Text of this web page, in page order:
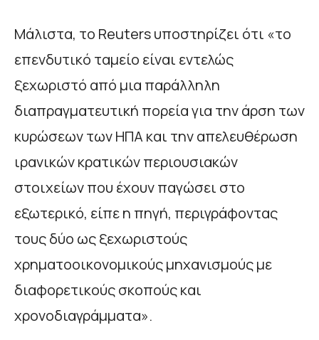
Μάλιστα, το Reuters υποστηρίζει ότι «το
επενδυτικό ταμείο είναι εντελώς
ξεχωριστό από μια παράλληλη
διαπραγματευτική πορεία για την άρση των
κυρώσεων των ΗΠΑ και την απελευθέρωση
ιρανικών κρατικών περιουσιακών
στοιχείων που έχουν παγώσει στο
εξωτερικό, είπε η πηγή, περιγράφοντας
τους δύο ως ξεχωριστούς
χρηματοοικονομικούς μηχανισμούς με
διαφορετικούς σκοπούς και
χρονοδιαγράμματα».